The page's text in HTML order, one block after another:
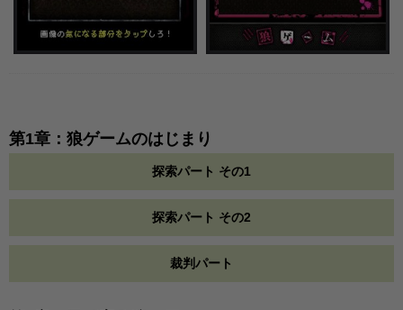
第1章：狼ゲームのはじまり
探索パート その1
探索パート その2
裁判パート